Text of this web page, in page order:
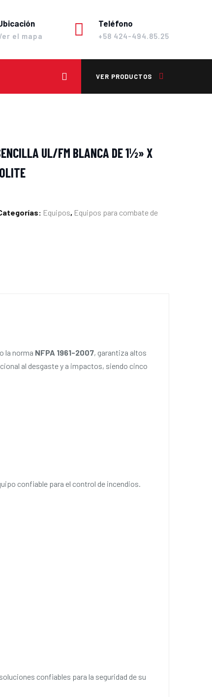
el mapa
Teléfono
+58 424-494.85.25
VER PRODUCTOS
UL/FM BLANCA DE 1½» X
Equipos, Equipos para combate de
la norma NFPA 1961-2007, garantiza altos
al desgaste y a impactos, siendo cinco
confiable para el control de incendios.
confiables para la seguridad de su